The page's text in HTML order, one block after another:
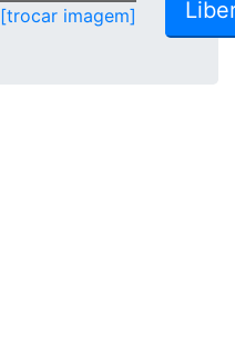
[trocar imagem]